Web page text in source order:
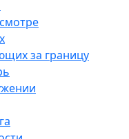
за границу